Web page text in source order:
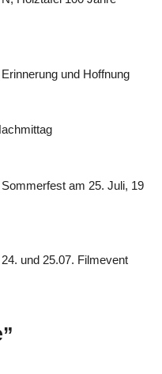
und Hoffnung
am 25. Juli, 19
und 25.07. Filmevent